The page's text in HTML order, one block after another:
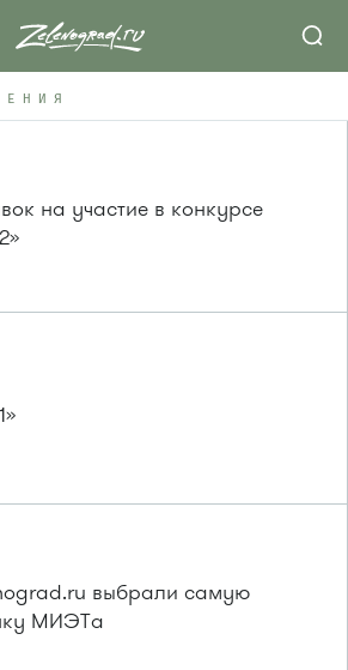
на участие в конкурсе
выбрали самую
МИЭТа